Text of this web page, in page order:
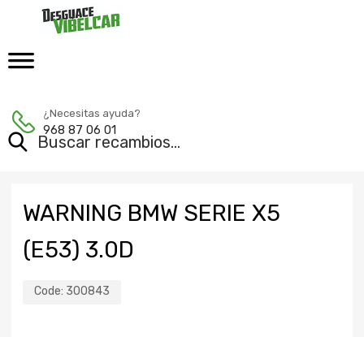
¿Necesitas ayuda?
968 87 06 01
WARNING BMW SERIE X5
(E53) 3.0D
Code: 300843